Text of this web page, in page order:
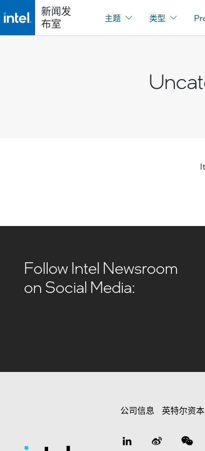
新闻发
布室
主题 类型
Follow Intel Newsroom
on Social Media:
公司信息 英特尔资本